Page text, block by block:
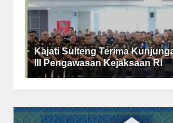
Kajati Sulteng Terima
III Pengawasan Kejaksaan RI